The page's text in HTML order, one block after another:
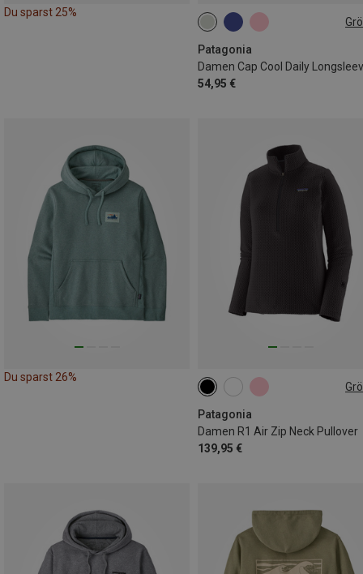
Du sparst 25%
Patagonia
Damen Cap Cool Daily
54,95 €
XS S
Du sparst 26%
Patagonia
Damen R1 Air Zip Neck Pullover
139,95 €
XS